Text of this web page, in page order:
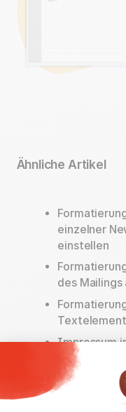
Ähnliche Artikel
einzelner
einstellen
des Mailings
Impressum